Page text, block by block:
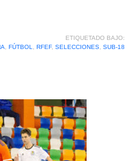
ETIQUETADO BAJO:
FÚTBOL RFEF, SELECCIONES, SUB-18